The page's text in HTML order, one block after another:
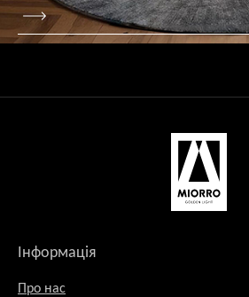
Інформація
Про нас